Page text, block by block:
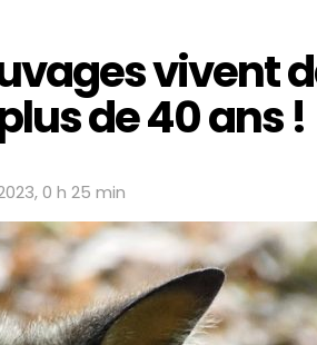
vivent
de 40 ans !
0 h 25 min